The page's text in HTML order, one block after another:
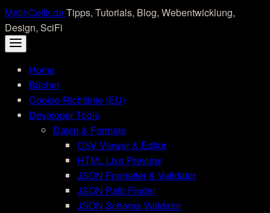
Skip
to
content
MetinCelik.deTipps, Tutorials, Blog, Webentwicklung,
Design, SciFi
Home
Bücher
Cookie-Richtlinie (EU)
Developer Tools
Daten & Formate
CSV Viewer & Editor
HTML Live Preview
JSON Formatter & Validator
JSON Path Finder
JSON Schema Validator